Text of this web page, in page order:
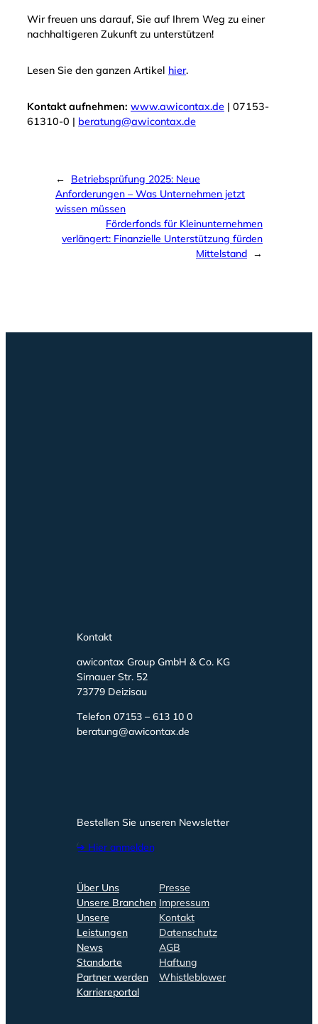
Wir freuen uns darauf, Sie auf Ihrem Weg zu einer
nachhaltigeren Zukunft zu unterstützen!
Lesen Sie den ganzen Artikel hier.
Kontakt aufnehmen: www.awicontax.de | 07153-
61310-0 | beratung@awicontax.de
←
Betriebsprüfung 2025: Neue
Anforderungen – Was Unternehmen jetzt
wissen müssen
Förderfonds für Kleinunternehmen
verlängert: Finanzielle Unterstützung fürden
Mittelstand →
Kontakt
awicontax Group GmbH & Co. KG
Sirnauer Str. 52
73779 Deizisau
Telefon 07153 – 613 10 0
beratung@awicontax.de
Bestellen Sie unseren Newsletter
➔ Hier anmelden
Über Uns
Unsere Branchen
Unsere
Leistungen
News
Standorte
Partner werden
Karriereportal
Presse
Impressum
Kontakt
Datenschutz
AGB
Haftung
Whistleblower